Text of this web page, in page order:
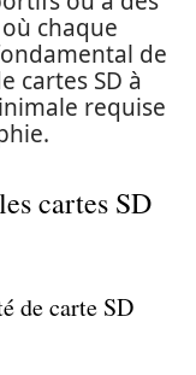
chaque
de
cartes SD à
requise
cartes SD
de carte SD